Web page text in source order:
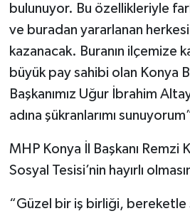
bulunuyor. Bu özellikleriyle
ve buradan yararlanan
kazanacak. Buranın ilçemize
büyük pay sahibi olan Konya
Başkanımız Uğur İbrahim
adına şükranlarımı
MHP Konya İl Başkanı Remzi
Sosyal Tesisi’nin hayırlı
“Güzel bir iş birliği, bereketle